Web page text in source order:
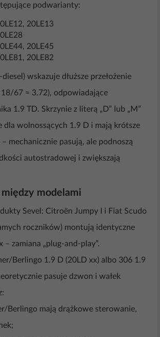
podwarianty:
20LE13
20LE45
20LE82
diesel) wskazuje dłuższe przełożenie
18/67 ≈ 3.72), odpowiadające
1.9 TD. Skrzynie z literą „D” lub „M”
dla wolnossących 1.9 D i mają krótsze
mechanicznie pasują, ale podnoszą
autostradowej i zwiększają
modelami
Sevel: Citroën Jumpy I i Fiat Scudo
roczników) montują identyczne
– zamiana „plug-and-play”.
Berlingo 1.9 D (20LD xx) albo 306 1.9
pasuje dzwon i wałek
Berlingo mają drążkowe sterowanie,